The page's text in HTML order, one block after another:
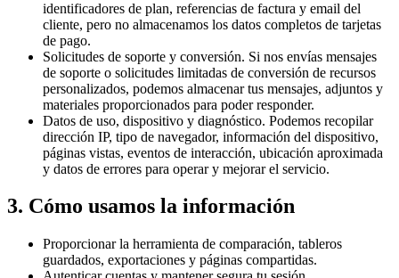
identificadores de plan, referencias de factura y email del
cliente, pero no almacenamos los datos completos de tarjetas
de pago.
Solicitudes de soporte y conversión. Si nos envías mensajes
de soporte o solicitudes limitadas de conversión de recursos
personalizados, podemos almacenar tus mensajes, adjuntos y
materiales proporcionados para poder responder.
Datos de uso, dispositivo y diagnóstico. Podemos recopilar
dirección IP, tipo de navegador, información del dispositivo,
páginas vistas, eventos de interacción, ubicación aproximada
y datos de errores para operar y mejorar el servicio.
3. Cómo usamos la información
Proporcionar la herramienta de comparación, tableros
guardados, exportaciones y páginas compartidas.